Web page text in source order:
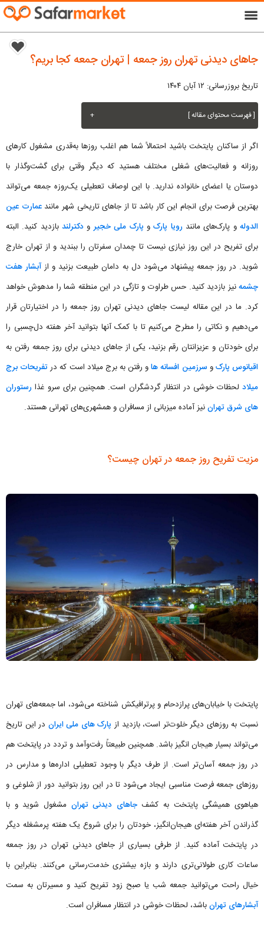
menu
جاهای دیدنی تهران روز جمعه | تهران جمعه کجا بریم؟
تاریخ بروزرسانی: ۱۲ آبان ۱۴۰۴
[ فهرست محتوای مقاله ] +
اگر از ساکنان پایتخت باشید احتمالاً شما هم اغلب روزها به‌قدری مشغول کارهای
روزانه و فعالیت‌های شغلی مختلف هستید که دیگر وقتی برای گشت‌وگذار با
دوستان یا اعضای خانواده ندارید. با این اوصاف تعطیلی یک‌روزه جمعه می‌تواند
بهترین فرصت برای انجام این کار باشد تا از جاهای تاریخی شهر مانندعمارت عین
الدولهو پارک‌های مانند رویا پارکو پارک ملی خجیرو دکترلندبازدید کنید. البته
برای تفریح در این روز نیازی نیست تا چمدان‌ سفرتان را ببندید و از تهران خارج
شوید. در روز جمعه پیشنهاد می‌شود دل به دامان طبیعت بزنید و ازآبشار هفت
چشمهنیز بازدید کنید. حس طراوت و تازگی در این منطقه شما را مدهوش خواهد
کرد. ما در این مقاله لیست جاهای دیدنی تهران روز جمعه را در اختیارتان قرار
می‌دهیم و نکاتی را مطرح می‌کنیم تا با کمک آنها بتوانید آخر هفته دل‌چسبی را
برای خودتان و عزیزانتان رقم بزنید، یکی از جاهای دیدنی برای روز جمعه رفتن به
اقیانوس پارکو سرزمین افسانه هاو رفتن به برج میلاد است که درتفریحات برج
میلاد لحظات خوشی در انتظار گردشگران است. همچنین برای سرو غذا رستوران
های شرق تهراننیز آماده میزبانی از مسافران و همشهری‌های تهرانی هستند.
مزیت تفریح روز جمعه در تهران چیست؟
پایتخت با خیابان‌های پرازدحام و پرترافیکش شناخته می‌شود، اما جمعه‌های تهران
نسبت به روزهای دیگر خلوت‌تر است، بازدید ازپارک های ملی ایران در این تاریخ
می‌تواند بسیار هیجان انگیز باشد. همچنین طبیعتاً رفت‌وآمد و تردد در پایتخت هم
در روز جمعه آسان‌تر است. از طرف دیگر با وجود تعطیلی اداره‌ها و مدارس در
روزهای جمعه فرصت مناسبی ایجاد می‌شود تا در این روز بتوانید دور از شلوغی و
هیاهوی همیشگی پایتخت به کشف جاهای دیدنی تهران مشغول شوید و با
گذراندن آخر هفته‌‌ای هیجان‌انگیز، خودتان را برای شروع یک هفته پرمشغله دیگر
در پایتخت آماده کنید. از طرفی بسیاری از جاهای دیدنی تهران در روز جمعه
ساعات کاری طولانی‌تری دارند و بازه بیشتری خدمت‌رسانی می‌کنند. بنابراین با
خیال راحت می‌توانید جمعه شب یا صبح زود تفریح کنید و مسیرتان به سمت
آبشارهای تهرانباشد، لحظات خوشی در انتظار مسافران است.